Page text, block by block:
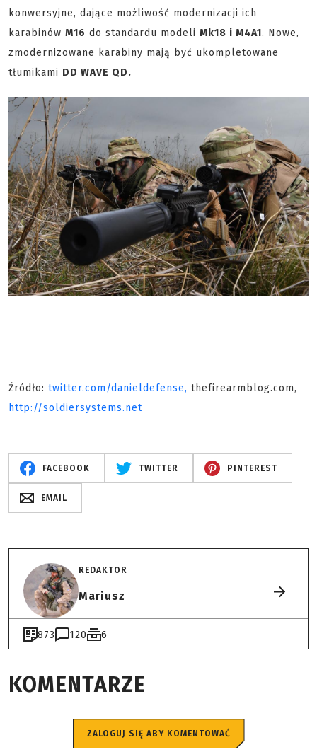
konwersyjne, dające możliwość modernizacji ich
karabinów M16 do standardu modeli Mk18 i M4A1. Nowe,
zmodernizowane karabiny mają być ukompletowane
tłumikami DD WAVE QD.
Źródło: twitter.com/danieldefense, thefirearmblog.com,
http://soldiersystems.net
FACEBOOK TWITTER PINTEREST
EMAIL
REDAKTOR
Mariusz
873 120 6
KOMENTARZE
ZALOGUJ SIĘ ABY KOMENTOWAĆ